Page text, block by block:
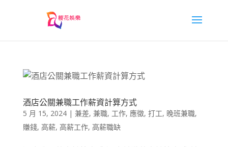
酒店公關兼職工作薪資計算方式
5 月 15, 2024| 兼差, 兼職, 工作, 應徵, 打工, 晚班兼職,
賺錢, 高薪, 高薪工作, 高薪職缺